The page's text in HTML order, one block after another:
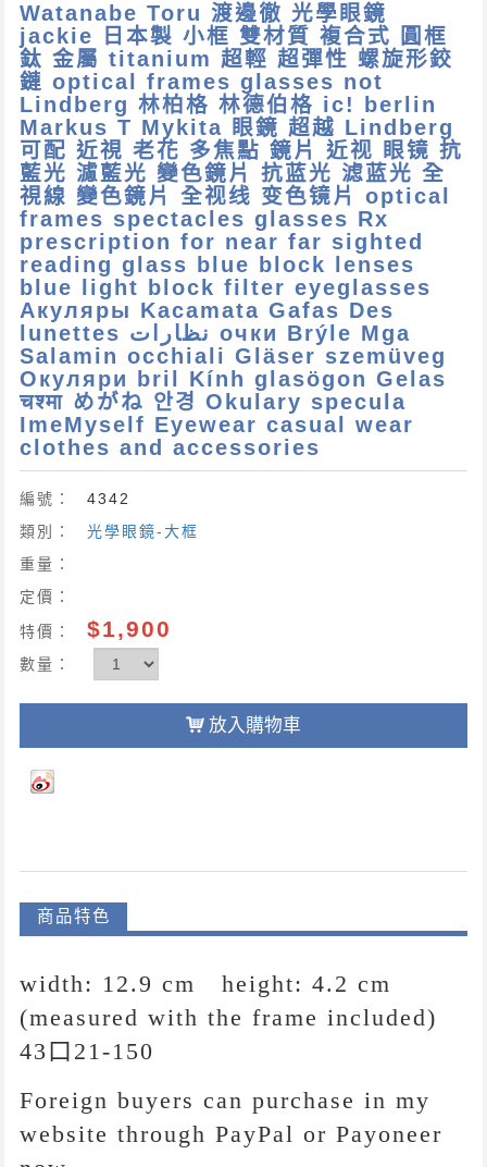
Watanabe Toru 渡邊徹 光學眼鏡
jackie 日本製 小框 雙材質 複合式 圓框
鈦 金屬 titanium 超輕 超彈性 螺旋形鉸
鏈 optical frames glasses not
Lindberg 林柏格 林德伯格 ic! berlin
Markus T Mykita 眼鏡 超越 Lindberg
可配 近視 老花 多焦點 鏡片 近视 眼镜 抗
藍光 濾藍光 變色鏡片 抗蓝光 滤蓝光 全
視線 變色鏡片 全视线 变色镜片 optical
frames spectacles glasses Rx
prescription for near far sighted
reading glass blue block lenses
blue light block filter eyeglasses
Акуляры Kacamata Gafas Des
lunettes نظارات очки Brýle Mga
Salamin occhiali Gläser szemüveg
Окуляри bril Kính glasögon Gelas
चश्मा めがね 안경 Okulary specula
ImeMyself Eyewear casual wear
clothes and accessories
編號：
4342
類別：
光學眼鏡-大框
重量：
定價：
特價：
$1,900
數量：
放入購物車
商品特色
width: 12.9 cm height: 4.2 cm
(measured with the frame included)
43 口21-150
Foreign buyers can purchase in my
website through PayPal or Payoneer